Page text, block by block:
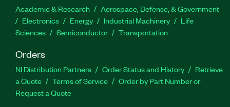
Academic & Research
Aerospace, Defense, & Government
Electronics
Energy Industrial Machinery
Life
Sciences
Semiconductor Transportation
Orders
NI Distribution Partners Order Status and History
Retrieve
a Quote
Terms of Service
Order by Part Number or
Request a Quote